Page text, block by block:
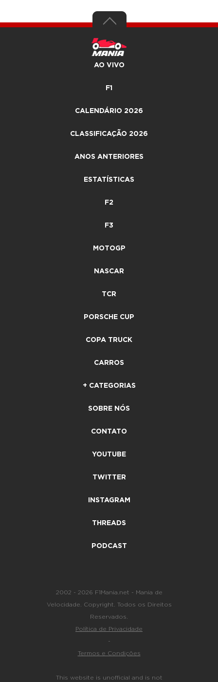
AO VIVO
F1
CALENDÁRIO 2026
CLASSIFICAÇÃO 2026
ANOS ANTERIORES
ESTATÍSTICAS
F2
F3
MOTOGP
NASCAR
TCR
PORSCHE CUP
COPA TRUCK
CARROS
+ CATEGORIAS
SOBRE NÓS
CONTATO
YOUTUBE
TWITTER
INSTAGRAM
THREADS
PODCAST
2002 - 2026 F1Mania.net - Mania de
Velocidade. Copyright. Todos os Direitos
Reservados.
Política de Privacidade
-
Termos e Condições
This website is unofficial and is not